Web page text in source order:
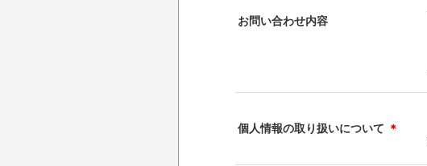
お問い合わせ内容
個人情報の取り扱いについて ＊